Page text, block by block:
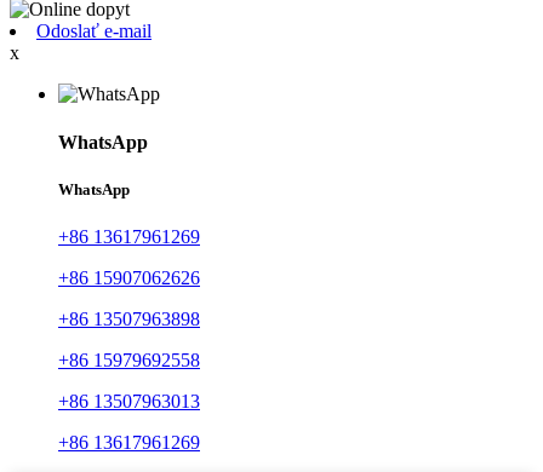
Odoslať e-mail
x
WhatsApp
WhatsApp
+86 13617961269
+86 15907062626
+86 13507963898
+86 15979692558
+86 13507963013
+86 13617961269